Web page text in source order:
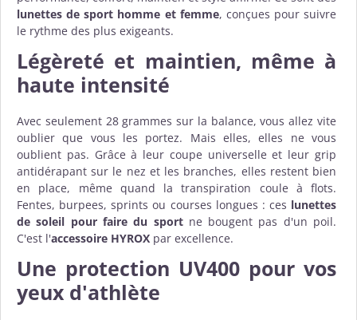
lunettes de sport homme et femme, conçues pour suivre
le rythme des plus exigeants.
Légèreté et maintien, même à
haute intensité
Avec seulement 28 grammes sur la balance, vous allez vite
oublier que vous les portez. Mais elles, elles ne vous
oublient pas. Grâce à leur coupe universelle et leur grip
antidérapant sur le nez et les branches, elles restent bien
en place, même quand la transpiration coule à flots.
Fentes, burpees, sprints ou courses longues : ces lunettes
de soleil pour faire du sportne bougent pas d'un poil.
C'est l'accessoire HYROX par excellence.
Une protection UV400 pour vos
yeux d'athlète